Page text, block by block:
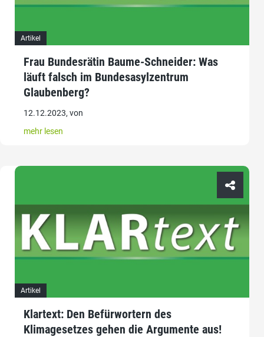
Artikel
Frau Bundesrätin Baume-Schneider: Was
läuft falsch im Bundesasylzentrum
Glaubenberg?
12.12.2023, von
mehr lesen
Artikel
Klartext: Den Befürwortern des
Klimagesetzes gehen die Argumente aus!